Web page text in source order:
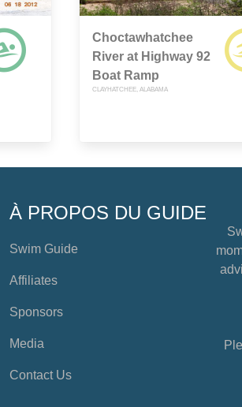
Choctawhatchee
River at Highway 92
Boat Ramp
CLAYHATCHEE, ALABAMA
À PROPOS DU GUIDE
Swim Guide
Affiliates
Sponsors
Media
Contact Us